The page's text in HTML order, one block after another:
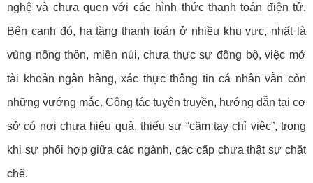
nghệ và chưa quen với các hình thức thanh toán điện tử.
Bên cạnh đó, hạ tầng thanh toán ở nhiều khu vực, nhất là
vùng nông thôn, miền núi, chưa thực sự đồng bộ, việc mở
tài khoản ngân hàng, xác thực thông tin cá nhân vẫn còn
những vướng mắc. Công tác tuyên truyền, hướng dẫn tại cơ
sở có nơi chưa hiệu quả, thiếu sự “cầm tay chỉ việc”, trong
khi sự phối hợp giữa các ngành, các cấp chưa thật sự chặt
chẽ.